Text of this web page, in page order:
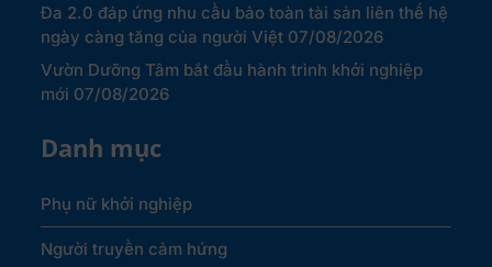
Đa 2.0 đáp ứng nhu cầu bảo toàn tài sản liên thế hệ
ngày càng tăng của người Việt 07/08/2026
Vườn Dưỡng Tâm bắt đầu hành trình khởi nghiệp
mới 07/08/2026
Danh mục
Phụ nữ khởi nghiệp
Người truyền cảm hứng